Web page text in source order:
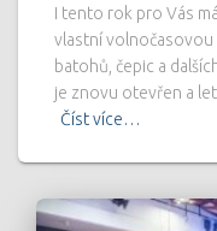
I tento rok pro Vás
vlastní volnočasovou
batohů, čepic a
je znovu otevřen a
Číst více…